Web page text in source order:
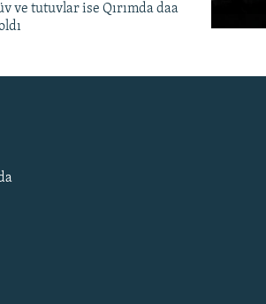
ve tutuvlar ise Qırımda daa